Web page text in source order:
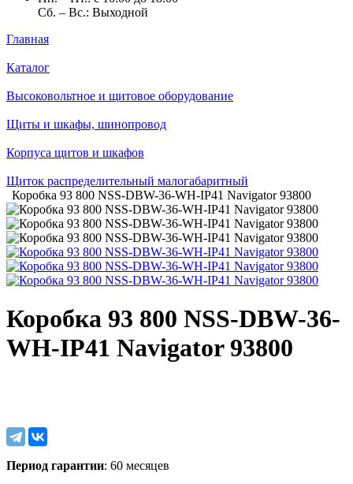
Сб. – Вс.: Выходной
Главная
Каталог
Высоковольтное и щитовое оборудование
Щиты и шкафы, шинопровод
Корпуса щитов и шкафов
Щиток распределительный малогабаритный
Коробка 93 800 NSS-DBW-36-WH-IP41 Navigator 93800
Коробка 93 800 NSS-DBW-36-
WH-IP41 Navigator 93800
Период гарантии: 60 месяцев